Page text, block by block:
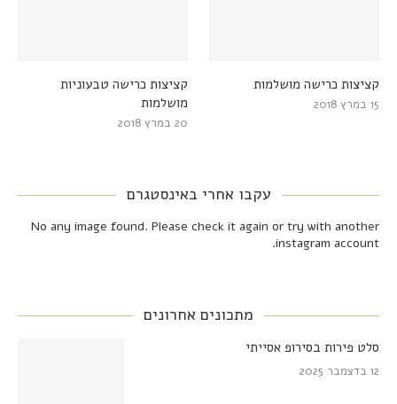
קציצות כרישה טבעוניות
מושלמות
20 במרץ 2018
קציצות כרישה מושלמות
15 במרץ 2018
עקבו אחרי באינסטגרם
No any image found. Please check it again or try with another
instagram account.
מתכונים אחרונים
סלט פירות בסירופ אסייתי
12 בדצמבר 2025